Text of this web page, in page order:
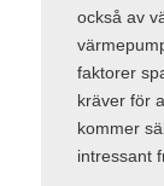
också av
faktorer
kräver för
kommer
intressant